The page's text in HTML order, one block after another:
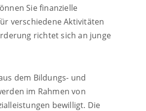
Sie finanzielle
verschiedene Aktivitäten
richtet sich an junge
dem Bildungs- und
im Rahmen von
bewilligt. Die